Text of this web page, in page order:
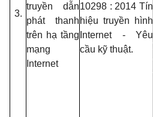
3.
truyền dẫn
phát thanh
trên hạ tầng
mạng
Internet
10298 : 2014 Tín
hiệu truyền hình
Internet - Yêu
cầu kỹ thuật.